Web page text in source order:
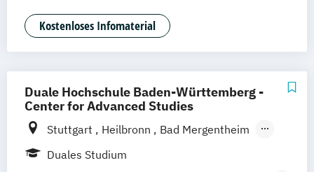
Game Development
Industriedesign
Kommunikationsdesign
Kostenloses Infomaterial
Duale Hochschule Baden-Württemberg -
Center for Advanced Studies
Stuttgart Heilbronn
Bad Mergentheim
Friedrichshafen
Duales Studium